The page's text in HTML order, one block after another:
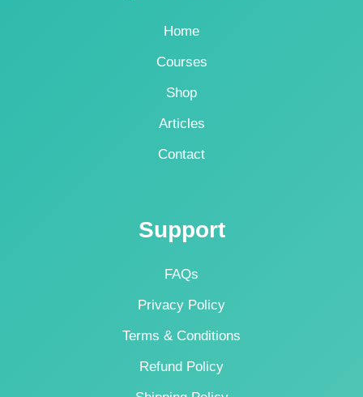
Home
Courses
Shop
Articles
Contact
Support
FAQs
Privacy Policy
Terms & Conditions
Refund Policy